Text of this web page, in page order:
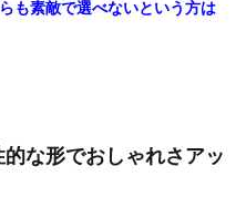
素敵で選べないという方は
な形でおしゃれさアッ